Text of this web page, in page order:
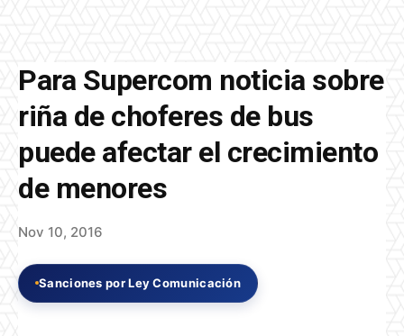
Para Supercom noticia sobre
riña de choferes de bus
puede afectar el crecimiento
de menores
Nov 10, 2016
Sanciones por Ley Comunicación